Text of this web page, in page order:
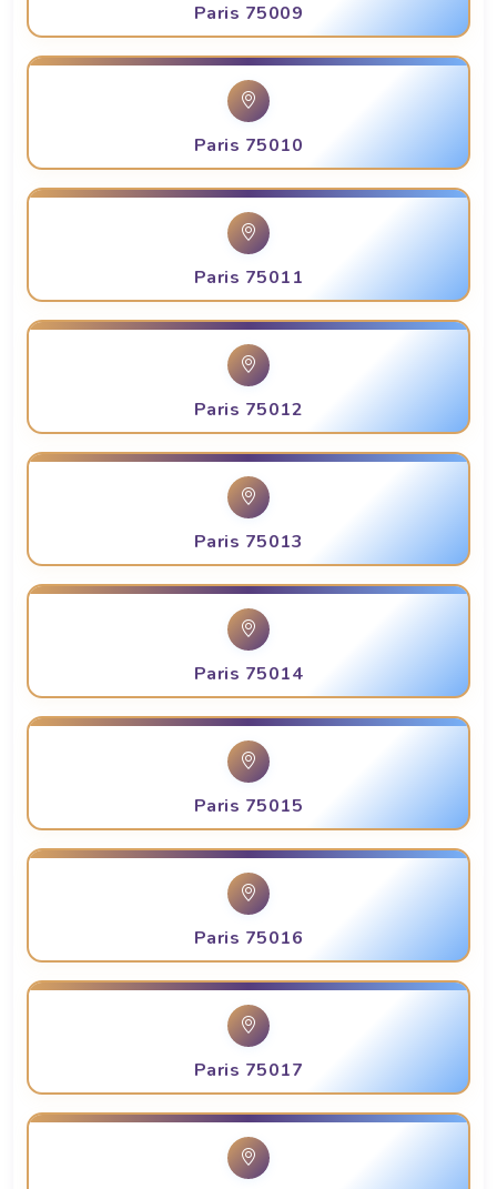
Paris 75009
Paris 75010
Paris 75011
Paris 75012
Paris 75013
Paris 75014
Paris 75015
Paris 75016
Paris 75017